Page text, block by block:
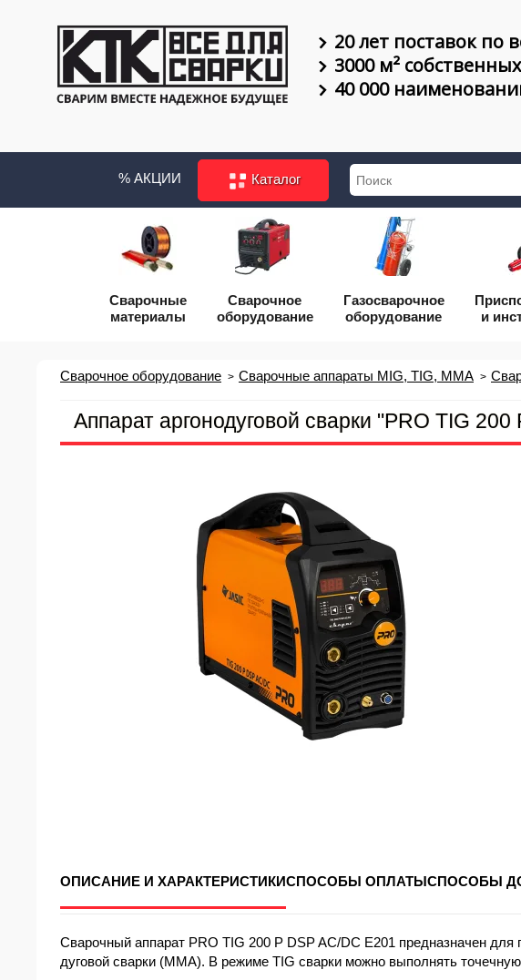
20 лет поставок по
3000 м²
40 000
% АКЦИИ Каталог
Сварочные
материалы
Сварочное
оборудование
Газосварочное
оборудование
и
Сварочное оборудование Сварочные аппараты MIG, TIG, MMA
Аппарат аргонодуговой сварки "PRO TIG
ОПИСАНИЕ И ХАРАКТЕРИСТИКИСПОСОБЫ ОПЛАТЫСПОСОБЫ
Сварочный аппарат PRO TIG 200 P DSP AC/DC E201 предназначен
дуговой сварки (MMA). В режиме TIG сварки можно выполнять точечную